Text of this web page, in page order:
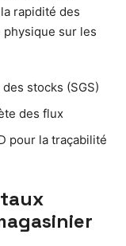
rapidité des
sur les
stocks (SGS)
des flux
pour la traçabilité